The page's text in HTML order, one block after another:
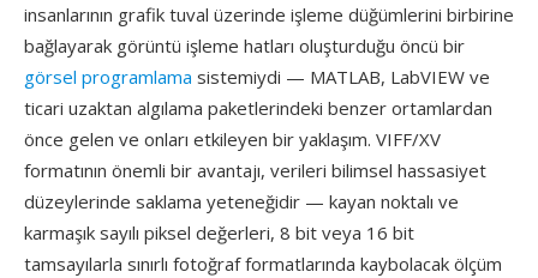
insanlarının grafik tuval üzerinde işleme düğümlerini birbirine
bağlayarak görüntü işleme hatları oluşturduğu öncü bir
görsel programlama sistemiydi — MATLAB, LabVIEW ve
ticari uzaktan algılama paketlerindeki benzer ortamlardan
önce gelen ve onları etkileyen bir yaklaşım. VIFF/XV
formatının önemli bir avantajı, verileri bilimsel hassasiyet
düzeylerinde saklama yeteneğidir — kayan noktalı ve
karmaşık sayılı piksel değerleri, 8 bit veya 16 bit
tamsayılarla sınırlı fotoğraf formatlarında kaybolacak ölçüm